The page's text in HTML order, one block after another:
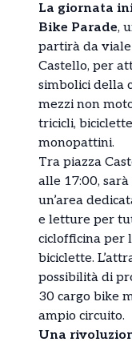
La giornata
Bike Parade,
partirà da viale
Castello, per
simbolici della
mezzi non
tricicli,
monopattini.
Tra piazza
alle 17:00,
un’area
e letture per
ciclofficina per
biciclette.
possibilità di
30 cargo bike
ampio circuito.
Una